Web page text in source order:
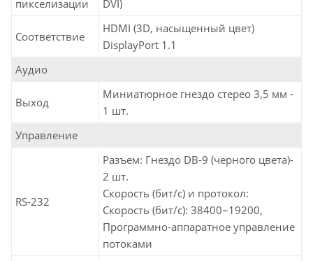
пикселизации
DVI)
Соответствие
HDMI (3D, насыщенный цвет)
DisplayPort 1.1
Аудио
Выход
Миниатюрное гнездо стерео 3,5 мм -
1 шт.
Управление
RS-232
Разъем: Гнездо DB-9 (черного цвета)-
2 шт.
Скорость (бит/с) и протокол:
Скорость (бит/с): 38400~19200,
Программно-аппаратное управление
потоками